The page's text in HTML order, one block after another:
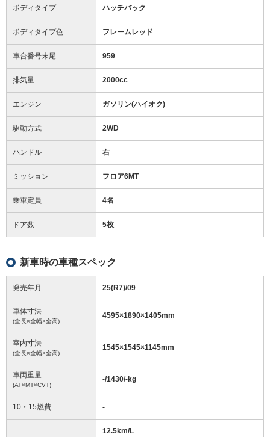
ボディタイプ ハッチバック
ボディタイプ色 フレームレッド
車台番号末尾 959
排気量 2000cc
エンジン ガソリン(ハイオク)
駆動方式 2WD
ハンドル 右
ミッション フロア6MT
乗車定員 4名
ドア数 5枚
新車時の車種スペック
発売年月 25(R7)/09
車体寸法
(全長×全幅×全高)
4595×1890×1405mm
室内寸法
(全長×全幅×全高)
1545×1545×1145mm
車両重量
(AT×MT×CVT)
-/1430/-kg
10・15燃費 -
12.5km/L